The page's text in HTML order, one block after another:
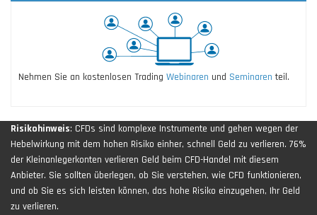
Nehmen Sie an kostenlosen Trading Webinaren und Seminaren teil.
Risikohinweis: CFDs sind komplexe Instrumente und gehen wegen der
Hebelwirkung mit dem hohen Risiko einher, schnell Geld zu verlieren. 76%
der Kleinanlegerkonten verlieren Geld beim CFD-Handel mit diesem
Anbieter. Sie sollten überlegen, ob Sie verstehen, wie CFD funktionieren,
und ob Sie es sich leisten können, das hohe Risiko einzugehen, Ihr Geld
zu verlieren.